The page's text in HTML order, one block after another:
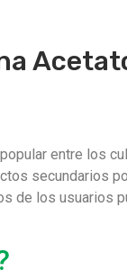
entre los
secundarios
de los usuarios